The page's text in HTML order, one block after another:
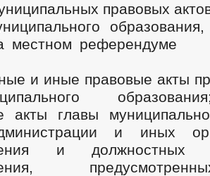
правовых
на местном
и иные правовые акты
акты главы
и иных
и должностных